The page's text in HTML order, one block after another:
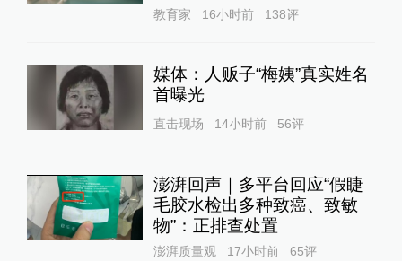
教育家 16小时前 138评
媒体：人贩子“梅姨”真实姓名
首曝光
直击现场 14小时前 56评
澎湃回声｜多平台回应“假睫
毛胶水检出多种致癌、致敏
物”：正排查处置
澎湃质量观 17小时前 65评